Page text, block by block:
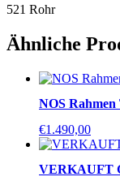
521 Rohr
Ähnliche
NOS Rahmen
€1.490,00
VERKAUFT